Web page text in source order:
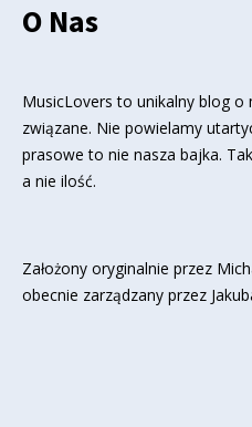
O Nas
MusicLovers to unikalny blog
związane. Nie powielamy
prasowe to nie nasza bajka.
a nie ilość.
Założony oryginalnie przez
obecnie zarządzany przez